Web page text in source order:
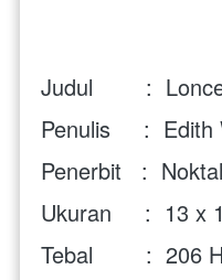
Judul        :
Penulis     : Edith
Penerbit   :
Ukuran     :  13 x
Tebal        :  206